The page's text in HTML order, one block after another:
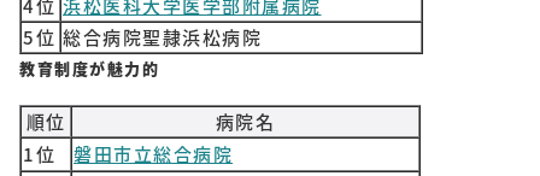
4位 浜松医科大学医学部附属病院
5位 総合病院聖隷浜松病院
教育制度が魅力的
順位
病院名
1位
磐田市立総合病院